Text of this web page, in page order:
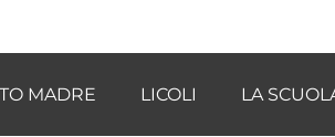
MADRE LICOLI LA